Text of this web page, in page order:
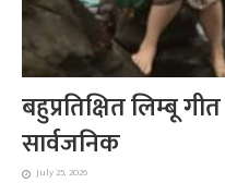
बहुप्रतिक्षित लिम्बू
सार्वजनिक
July 25, 2026